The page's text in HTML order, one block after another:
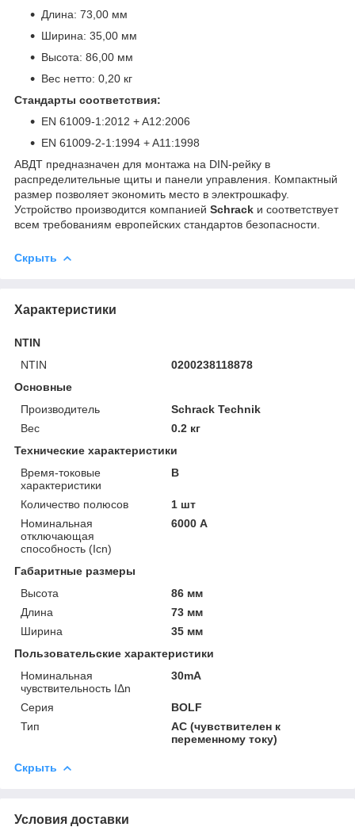
Длина: 73,00 мм
Ширина: 35,00 мм
Высота: 86,00 мм
Вес нетто: 0,20 кг
Стандарты соответствия:
EN 61009-1:2012 + A12:2006
EN 61009-2-1:1994 + A11:1998
АВДТ предназначен для монтажа на DIN-рейку в
распределительные щиты и панели управления. Компактный
размер позволяет экономить место в электрошкафу.
Устройство производится компанией Schrack и соответствует
всем требованиям европейских стандартов безопасности.
Скрыть
Характеристики
NTIN
NTIN
0200238118878
Основные
Производитель
Schrack Technik
Вес
0.2 кг
Технические характеристики
Время-токовые
характеристики
B
Количество полюсов
1 шт
Номинальная
отключающая
способность (Icn)
6000 А
Габаритные размеры
Высота
86 мм
Длина
73 мм
Ширина
35 мм
Пользовательские характеристики
Номинальная
чувствительность IΔn
30mA
Серия
BOLF
Тип
AC (чувствителен к
переменному току)
Скрыть
Условия доставки